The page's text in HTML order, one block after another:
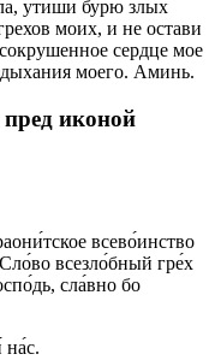
утиши бурю злых
моих, и не остави
сердце мое
моего. Аминь.
иконой
всево́инство
всезло́бный гре́х
сла́вно бо
на́с.